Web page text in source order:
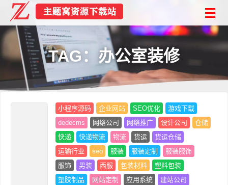
TAG：办公室装修
小程序源码 企业网站 SEO优化
游戏下载
dedecms
网络公司 网络推广 设计公司
仓储
快递
快递物流 物流 货运
货运仓储
运输行业
seo 服装 服装定制
服装服饰
服饰
男装 西服 包装材料
塑料包装
塑胶制品
网站定制 应用系统
建站公司